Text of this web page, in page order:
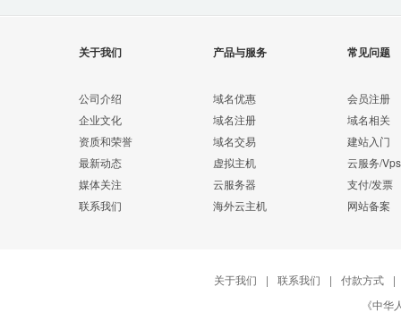
关于我们
公司介绍
企业文化
资质和荣誉
最新动态
媒体关注
联系我们
产品与服务
域名优惠
域名注册
域名交易
虚拟主机
云服务器
海外云主机
常见问题
会员注册
域名相关
建站入门
云服务/Vps
支付/发票
网站备案
关于我们 | 联系我们 | 付款方式
|
《中